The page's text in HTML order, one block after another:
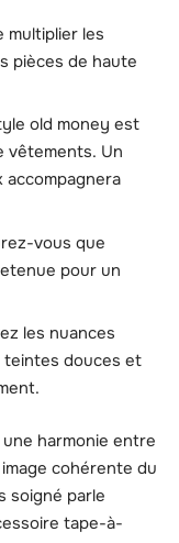
multiplier les
pièces de haute
old money est
vêtements. Un
vous que
pour un
les nuances
douces et
harmonie entre
cohérente du
soigné parle
tape-à-